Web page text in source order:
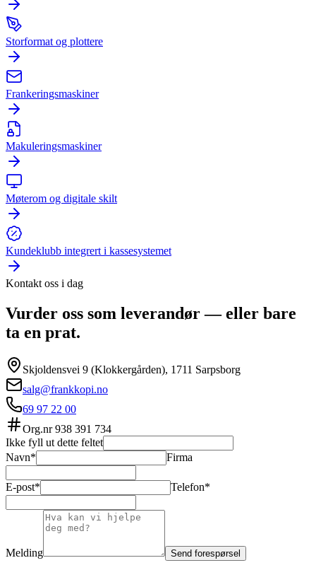
Storformat og plottere
Frankeringsmaskiner
Makuleringsmaskiner
Møterom og digitale skilt
Kundeklubb integrert i kassesystemet
Kontakt oss i dag
Vurder oss som leverandør — eller bare
ta en prat.
Skjoldensvei 9 (Klokkergården), 1711 Sarpsborg
salg@frankkopi.no
69 97 22 00
Org.nr938 391 734
Ikke fyll ut dette feltet
Navn*
Firma
E-post* Telefon*
Melding Send forespørsel